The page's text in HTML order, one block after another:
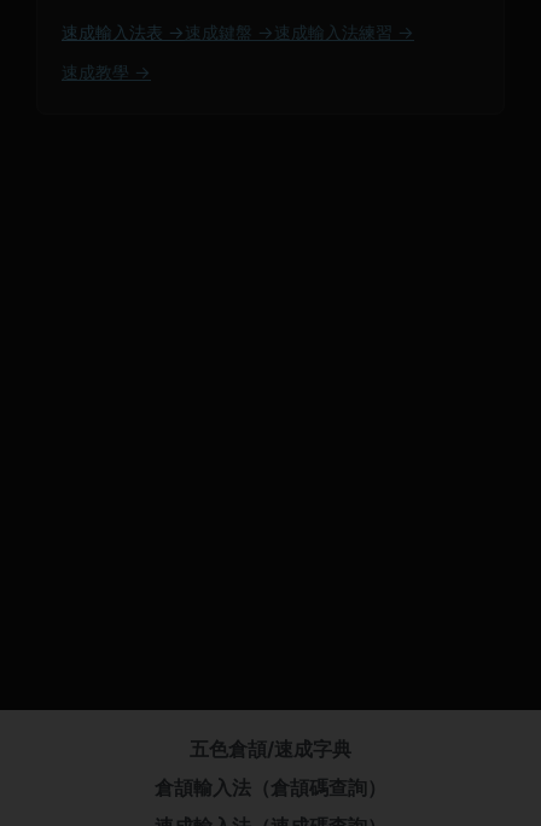
速成輸入法表 → 速成鍵盤 → 速成輸入法練習 →
速成教學 →
五色倉頡/速成字典
倉頡輸入法（倉頡碼查詢）